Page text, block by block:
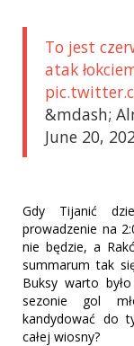
To jest
atak
&mdash;
June 20,
Gdy Tijanić
prowadzenie na
nie będzie, a
summarum tak
Buksy warto
sezonie gol
kandydować do
całej wiosny?